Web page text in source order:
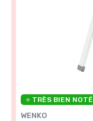
⭐ TRÈS BIEN NOTÉ
WENKO